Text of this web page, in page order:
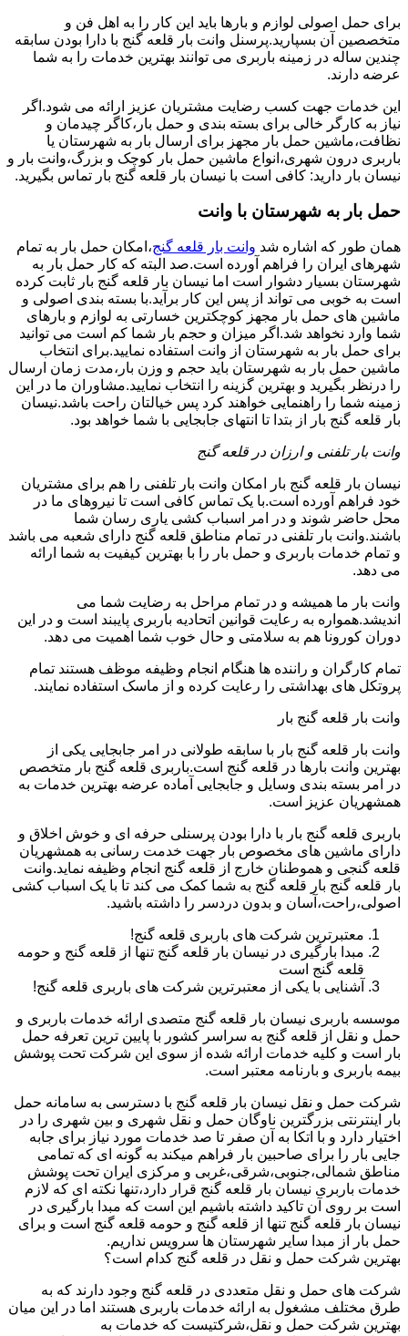
برای حمل اصولی لوازم و بارها باید این کار را به اهل فن و
متخصصین آن بسپارید.پرسنل وانت بار قلعه گنج با دارا بودن سابقه
چندین ساله در زمینه باربری می توانند بهترین خدمات را به شما
عرضه دارند.
این خدمات جهت کسب رضایت مشتریان عزیز ارائه می شود.اگر
نیاز به کارگر خالی برای بسته بندی و حمل بار،کاگر چیدمان و
نظافت،ماشین حمل بار مجهز برای ارسال بار به شهرستان یا
باربری درون شهری،انواع ماشین حمل بار کوچک و بزرگ،وانت بار و
نیسان بار دارید: کافی است با نیسان بار قلعه گنج بار تماس بگیرید.
حمل بار به شهرستان با وانت
همان طور که اشاره شد وانت بار قلعه گنج،امکان حمل بار به تمام
شهرهای ایران را فراهم آورده است.صد البته که کار حمل بار به
شهرستان بسیار دشوار است اما نیسان بار قلعه گنج بار ثابت کرده
است به خوبی می تواند از پس این کار برآید.با بسته بندی اصولی و
ماشین های حمل بار مجهز کوچکترین خسارتی به لوازم و بارهای
شما وارد نخواهد شد.اگر میزان و حجم بار شما کم است می توانید
برای حمل بار به شهرستان از وانت استفاده نمایید.برای انتخاب
ماشین حمل بار به شهرستان باید حجم و وزن بار،مدت زمان ارسال
را درنظر بگیرید و بهترین گزینه را انتخاب نمایید.مشاوران ما در این
زمینه شما را راهنمایی خواهند کرد پس خیالتان راحت باشد.نیسان
بار قلعه گنج بار از بتدا تا انتهای جابجایی با شما خواهد بود.
وانت بار تلفنی و ارزان در قلعه گنج
نیسان بار قلعه گنج بار امکان وانت بار تلفنی را هم برای مشتریان
خود فراهم آورده است.با یک تماس کافی است تا نیروهای ما در
محل حاضر شوند و در امر اسباب کشی یاری رسان شما
باشند.وانت بار تلفنی در تمام مناطق قلعه گنج دارای شعبه می باشد
و تمام خدمات باربری و حمل بار را با بهترین کیفیت به شما ارائه
می دهد.
وانت بار ما همیشه و در تمام مراحل به رضایت شما می
اندیشد.همواره به رعایت قوانین اتحادیه باربری پایبند است و در این
دوران کورونا هم به سلامتی و حال خوب شما اهمیت می دهد.
تمام کارگران و راننده ها هنگام انجام وظیفه موظف هستند تمام
پروتکل های بهداشتی را رعایت کرده و از ماسک استفاده نمایند.
وانت بار قلعه گنج بار
وانت بار قلعه گنج بار با سابقه طولانی در امر جابجایی یکی از
بهترین وانت بارها در قلعه گنج است.باربری قلعه گنج بار متخصص
در امر بسته بندی وسایل و جابجایی آماده عرضه بهترین خدمات به
همشهریان عزیز است.
باربری قلعه گنج بار با دارا بودن پرسنلی حرفه ای و خوش اخلاق و
دارای ماشین های مخصوص بار جهت خدمت رسانی به همشهریان
قلعه گنجی و هموطنان خارج از قلعه گنج انجام وظیفه نماید.وانت
بار قلعه گنج بار قلعه گنج به شما کمک می کند تا با یک اسباب کشی
اصولی،راحت،آسان و بدون دردسر را داشته باشید.
معتبرترین شرکت های باربری قلعه گنج!
مبدا بارگیری در نیسان بار قلعه گنج تنها از قلعه گنج و حومه
قلعه گنج است
آشنایی با یکی از معتبرترین شرکت های باربری قلعه گنج!
موسسه باربری نیسان بار قلعه گنج متصدی ارائه خدمات باربری و
حمل و نقل از قلعه گنج به سراسر کشور با پایین ترین تعرفه حمل
بار است و کلیه خدمات ارائه شده از سوی این شرکت تحت پوشش
بیمه باربری و بارنامه معتبر است.
شرکت حمل و نقل نیسان بار قلعه گنج با دسترسی به سامانه حمل
بار اینترنتی بزرگترین ناوگان حمل و نقل شهری و بین شهری را در
اختیار دارد و با اتکا به آن صفر تا صد خدمات مورد نیاز برای جابه
جایی بار را برای صاحبین بار فراهم میکند به گونه ای که تمامی
مناطق شمالی،جنوبی،شرقی،غربی و مرکزی ایران تحت پوشش
خدمات باربری نیسان بار قلعه گنج قرار دارد،تنها نکته ای که لازم
است بر روی آن تاکید داشته باشیم این است که مبدا بارگیری در
نیسان بار قلعه گنج تنها از قلعه گنج و حومه قلعه گنج است و برای
حمل بار از مبدا سایر شهرستان ها سرویس نداریم.
بهترین شرکت حمل و نقل در قلعه گنج کدام است؟
شرکت های حمل و نقل متعددی در قلعه گنج وجود دارند که به
طرق مختلف مشغول به ارائه خدمات باربری هستند اما در این میان
بهترین شرکت حمل و نقل،شرکتیست که خدمات به